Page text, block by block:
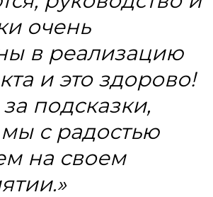
очень
в реализацию
и это здорово!
подсказки,
с радостью
на своем